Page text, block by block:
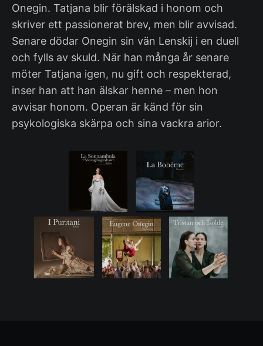
Onegin. Tatjana blir förälskad i honom och
skriver ett passionerat brev, men blir avvisad.
Senare dödar Onegin sin vän Lenskij i en duell
och fylls av skuld. När han många år senare
möter Tatjana igen, nu gift och respekterad,
inser han att han älskar henne – men hon
avvisar honom. Operan är känd för sin
psykologiska skärpa och sina vackra arior.